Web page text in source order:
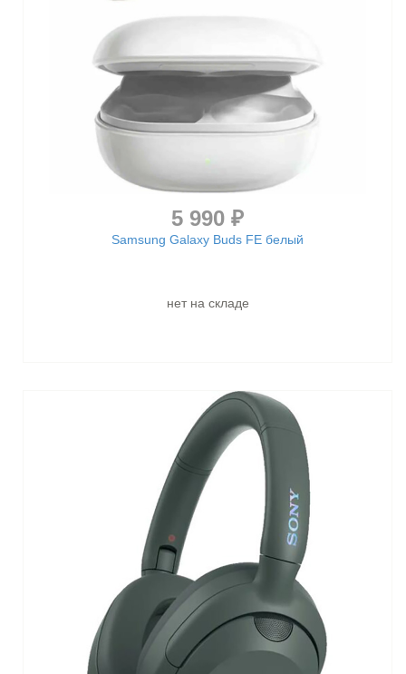
5 990 ₽
Samsung Galaxy Buds FE белый
нет на складе